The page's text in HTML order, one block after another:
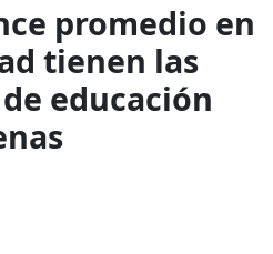
promedio en
tienen las
educación